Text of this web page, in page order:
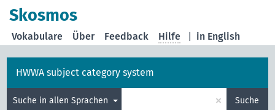
Skosmos
in English
Vokabulare Über Feedback Hilfe
HWWA subject category system
Suche in allen Sprachen × Suche